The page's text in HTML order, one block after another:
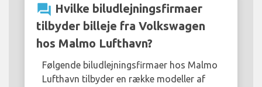
question_answer Hvilke biludlejningsfirmaer
tilbyder billeje fra Volkswagen
hos Malmo Lufthavn?
Følgende biludlejningsfirmaer hos Malmo
Lufthavn tilbyder en række modeller af